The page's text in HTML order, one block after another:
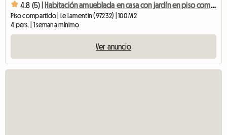
4.8 (5) | Habitación amueblada en casa con jardín en piso compartido
Piso compartido | Le Lamentin (97232) | 100 M2
4 pers. | 1 semana mínimo
Ver anuncio